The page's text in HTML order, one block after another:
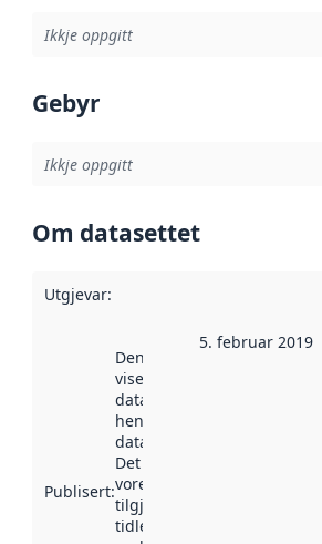
Ikkje oppgitt
Gebyr
Ikkje oppgitt
Om datasettet
Utgjevar:
Publisert:
Denne datoen
viser når
datasettet vart
henta inn av
data.norge.no.
Det kan ha
vore
tilgjengeleg
tidlegare
5. februar 2019